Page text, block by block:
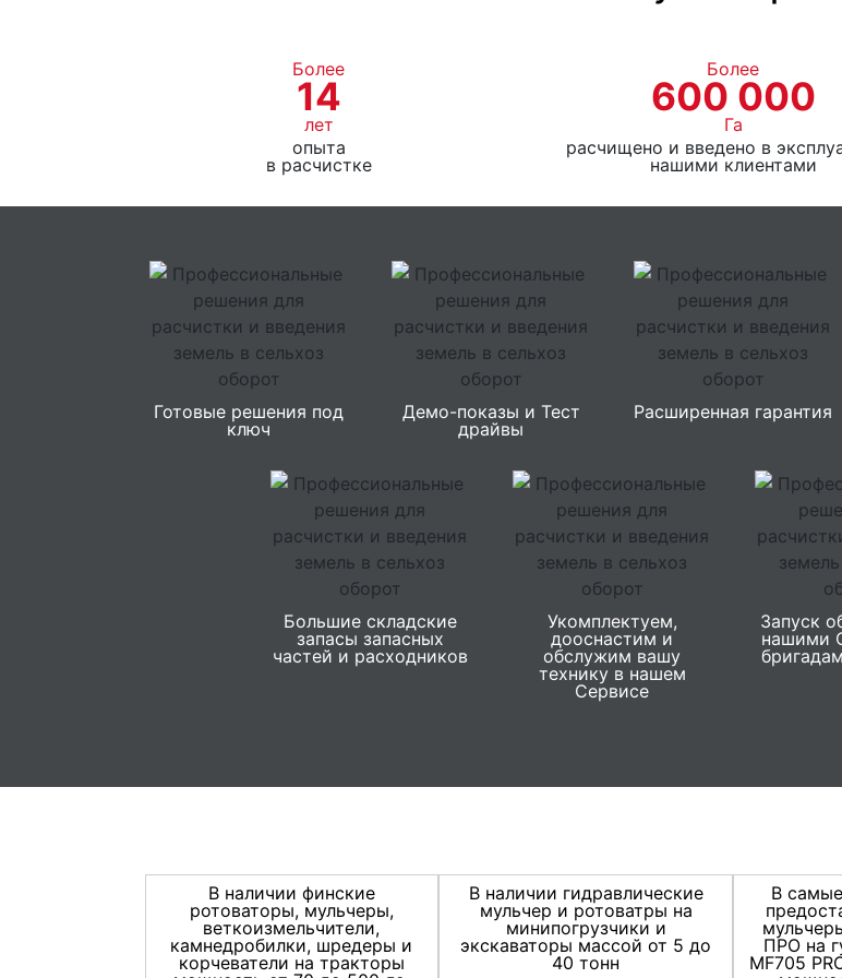
Более
14
лет
опыта
в расчистке
Более
600 000
Га
расчищено и введено в
нашими клиентами
Готовые решения под
ключ
Демо-показы и Тест
драйвы
Расширенная гарантия
Большие складские
запасы запасных
частей и расходников
Укомплектуем,
дооснастим и
обслужим вашу
технику в нашем
Сервисе
Запуск
нашими
В наличии финские
ротоваторы, мульчеры,
веткоизмельчители,
камнедробилки, шредеры и
корчеватели на тракторы
В наличии гидравлические
мульчер и ротоватры на
минипогрузчики и
экскаваторы массой от 5 до
40 тонн
В
ПРО на
MF705